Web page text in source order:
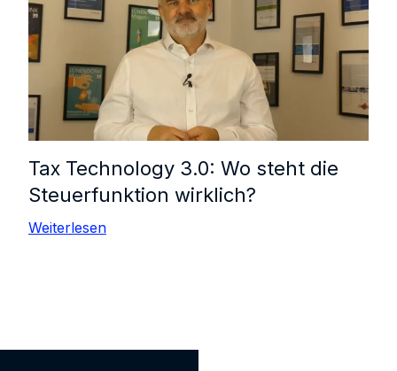
Tax Technology 3.0: Wo steht die
Steuerfunktion wirklich?
Weiterlesen